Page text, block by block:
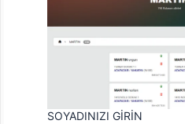
SOYADINIZI GİRİN